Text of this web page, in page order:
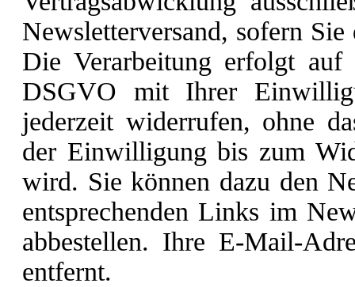
Newsletterversand, sofern
Die Verarbeitung erfolgt
DSGVO mit Ihrer
jederzeit widerrufen, ohne
der Einwilligung bis zum
wird. Sie können dazu den
entsprechenden Links im
abbestellen. Ihre E-Mail-
entfernt.